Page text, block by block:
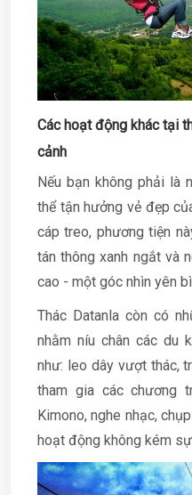
Các hoạt động khác tại
cảnh
Nếu bạn không phải là
thể tận hưởng vẻ đẹp
cáp treo, phương tiện
tán thông xanh ngắt và
cao - một góc nhìn yên
Thác Datanla còn có
nhằm níu chân các du
như: leo dây vượt thác,
tham gia các chương
Kimono, nghe nhạc,
hoạt động không kém